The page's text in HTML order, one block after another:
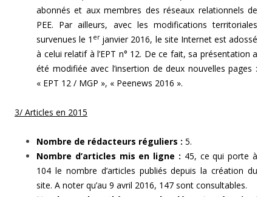
abonnés et aux membres des réseaux relationnels de
PEE. Par ailleurs, avec les modifications territoriales
survenues le 1 erjanvier 2016, le site Internet est adossé
à celui relatif à l’EPT n° 12. De ce fait, sa présentation a
été modifiée avec l’insertion de deux nouvelles pages :
« EPT 12 / MGP », « Peenews 2016 ».
3/ Articles en 2015
Nombre de rédacteurs réguliers : 5.
Nombre d’articles mis en ligne : 45, ce qui porte à
104 le nombre d’articles publiés depuis la création du
site. A noter qu’au 9 avril 2016, 147 sont consultables.